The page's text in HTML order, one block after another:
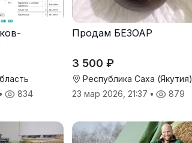
• 834
Продам БЕЗОАР
3 500 ₽
Республика Саха (Якутия)
23 мар 2026, 21:37 • 879